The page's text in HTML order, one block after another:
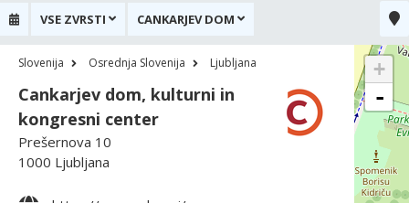
VSE ZVRSTI CANKARJEV DOM
Slovenija Osrednja Slovenija Ljubljana
Cankarjev dom, kulturni in
kongresni center
Prešernova 10
1000 Ljubljana
+
-